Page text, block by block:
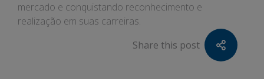
mercado e conquistando reconhecimento e
realização em suas carreiras.
Share this post